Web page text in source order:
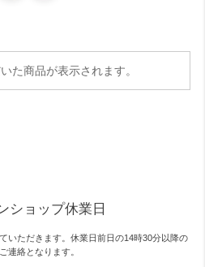
た商品が表示されます。
ショップ休業日
いただきます。休業日前日の14時30分以降の
連絡となります。